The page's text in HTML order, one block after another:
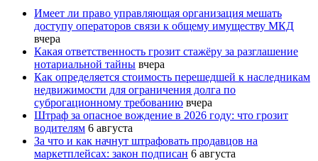
Имеет ли право управляющая организация мешать
доступу операторов связи к общему имуществу МКД
вчера
Какая ответственность грозит стажёру за разглашение
нотариальной тайны вчера
Как определяется стоимость перешедшей к наследникам
недвижимости для ограничения долга по
суброгационному требованию вчера
Штраф за опасное вождение в 2026 году: что грозит
водителям 6 августа
За что и как начнут штрафовать продавцов на
маркетплейсах: закон подписан 6 августа